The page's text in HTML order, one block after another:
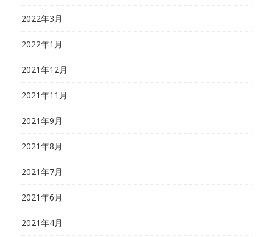
2022年3月
2022年1月
2021年12月
2021年11月
2021年9月
2021年8月
2021年7月
2021年6月
2021年4月